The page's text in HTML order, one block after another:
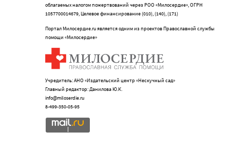
облагаемых налогом пожертвований через РОО «Милосердие», ОГРН
1057700014679, Целевое финансирование (010), (140), (171)
Портал Милосердие.ru является одним из проектов Православной службы
помощи «Милосердие»
Учредитель: АНО «Издательский центр «Нескучный сад»
Главный редактор: Данилова Ю.К.
info@miloserdie.ru
8-499-350-05-95